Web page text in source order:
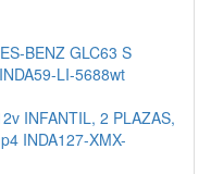
BENZ GLC63 S
LI-5688wt
INFANTIL, 2 PLAZAS,
INDA127-XMX-